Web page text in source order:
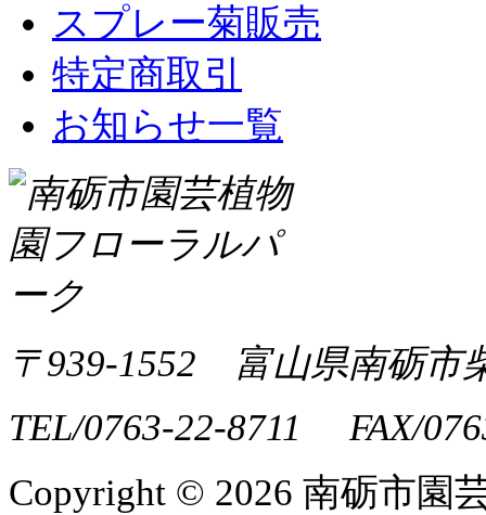
スプレー菊販売
特定商取引
お知らせ一覧
〒939-1552 富山県南砺市
TEL/0763-22-8711 FAX/
Copyright © 2026 南砺市園